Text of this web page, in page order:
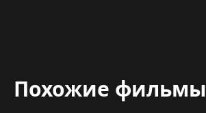
Похожие фильмы